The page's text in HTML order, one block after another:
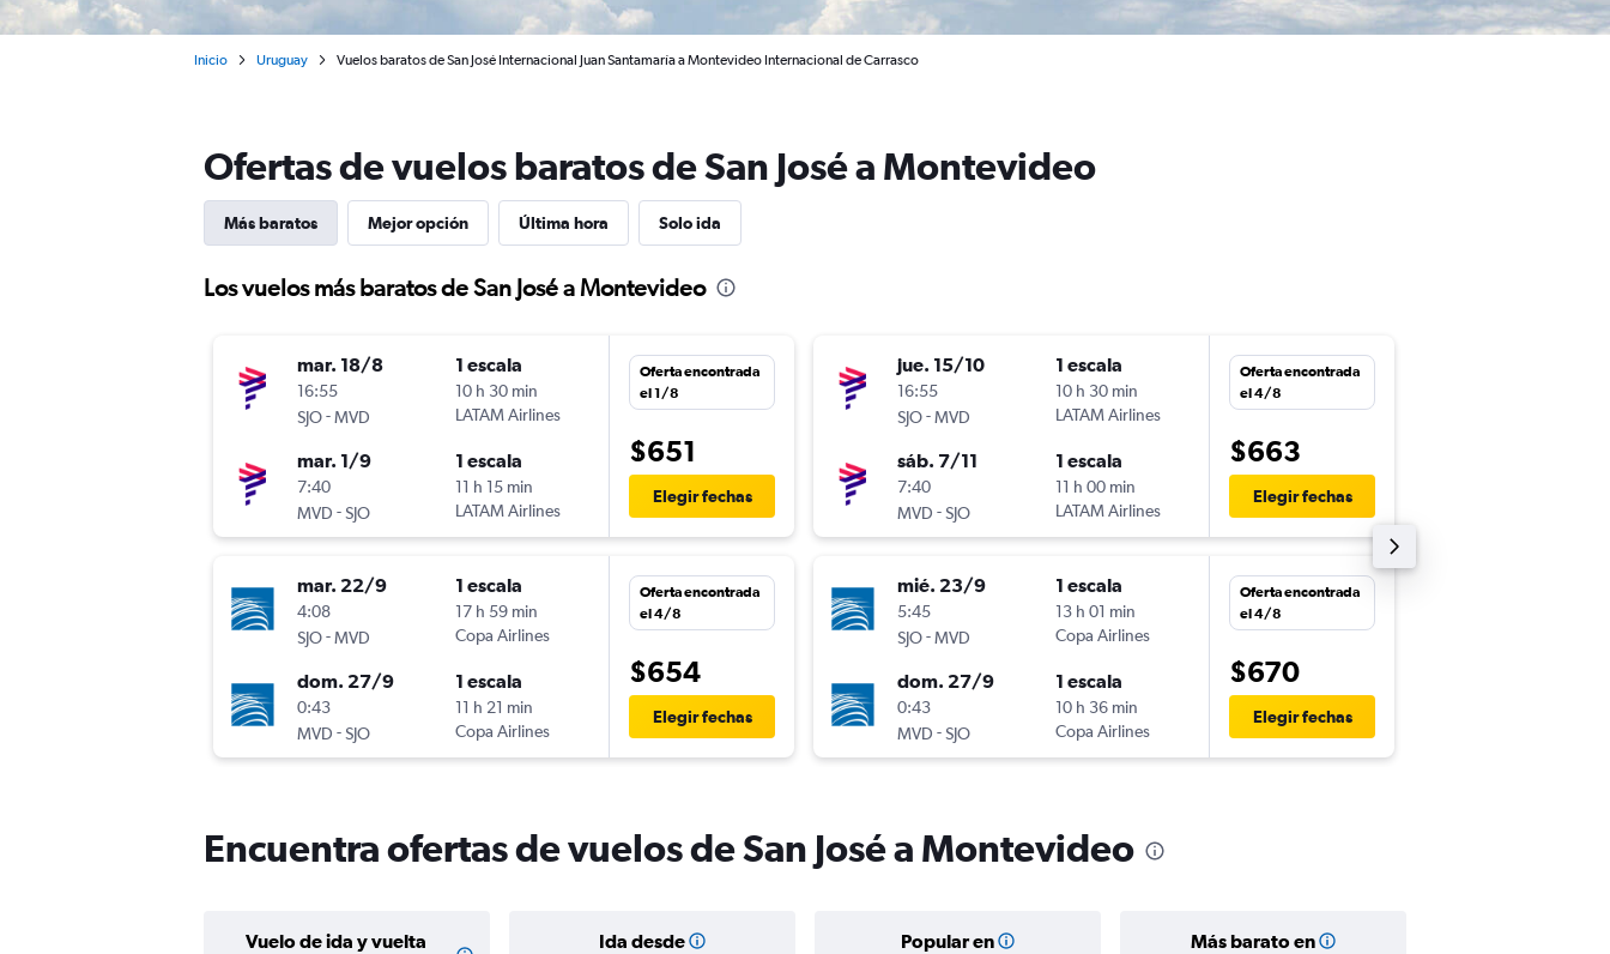
Inicio Uruguay Vuelos baratos de San José Internacional Juan Santamaría a Montevideo Internacional de Carrasco
Ofertas de vuelos baratos de San José a Montevideo
Más baratos Mejor opción Última hora Solo ida
Los vuelos más baratos de San José a Montevideo
mar. 18/8
16:55
SJO-MVD
1 escala
10 h 30 min
LATAM Airlines
mar. 1/9
7:40
MVD -SJO
1 escala
11 h 15 min
LATAM Airlines
Oferta encontrada
el 1/8
$651
Elegir fechas
mar. 22/9
4:08
SJO-MVD
1 escala
17 h 59 min
Copa Airlines
dom. 27/9
0:43
MVD -SJO
1 escala
11 h 21 min
Copa Airlines
Oferta encontrada
el 4/8
$654
Elegir fechas
jue. 15/10
16:55
SJO-MVD
1 escala
10 h 30 min
LATAM Airlines
sáb. 7/11
7:40
MVD -SJO
1 escala
11 h 00 min
LATAM Airlines
Oferta encontrada
el 4/8
$663
Elegir fechas
mié. 23/9
5:45
SJO-MVD
1 escala
13 h 01 min
Copa Airlines
dom. 27/9
0:43
MVD -SJO
1 escala
10 h 36 min
Copa Airlines
Oferta encontrada
el 4/8
$670
Elegir fechas
Encuentra ofertas de vuelos de San José a Montevideo
Vuelo de ida y vuelta
Ida desde Popular en Más barato en